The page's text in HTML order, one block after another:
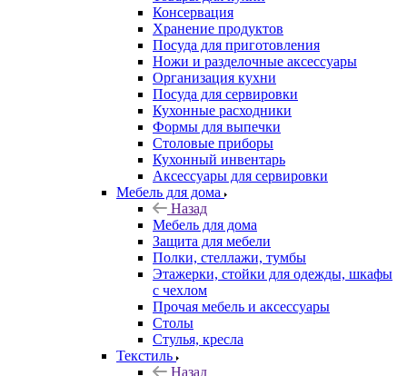
Консервация
Хранение продуктов
Посуда для приготовления
Ножи и разделочные аксессуары
Организация кухни
Посуда для сервировки
Кухонные расходники
Формы для выпечки
Столовые приборы
Кухонный инвентарь
Аксессуары для сервировки
Мебель для дома
Назад
Мебель для дома
Защита для мебели
Полки, стеллажи, тумбы
Этажерки, стойки для одежды, шкафы
с чехлом
Прочая мебель и аксессуары
Столы
Стулья, кресла
Текстиль
Назад